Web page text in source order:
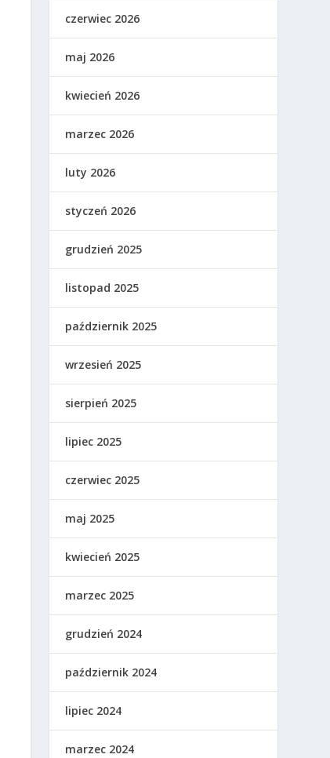
czerwiec 2026
maj 2026
kwiecień 2026
marzec 2026
luty 2026
styczeń 2026
grudzień 2025
listopad 2025
październik 2025
wrzesień 2025
sierpień 2025
lipiec 2025
czerwiec 2025
maj 2025
kwiecień 2025
marzec 2025
grudzień 2024
październik 2024
lipiec 2024
marzec 2024